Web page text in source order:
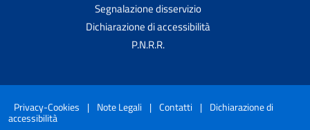
Segnalazione disservizio
Dichiarazione di accessibilità
P.N.R.R.
Privacy-Cookies | Note Legali | Contatti | Dichiarazione di
accessibilità